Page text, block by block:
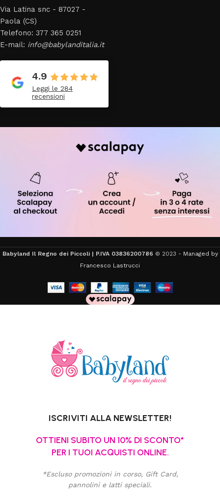
Via Latina snc - 87027 -
Paola (CS)
Telefono: 377 365 0251
E-mail: info@babylanditalia.it
4.9
Leggi le 284
recensioni
Babyland Il Regno dei Piccoli | P.IVA 03836200786 © 2023 - Managed by
Francesco Lastrucci
ISCRIVITI ALLA NEWSLETTER!
OTTIENI SUBITO UN 10% DI SCONTO*
PER I TUOI ACQUISTI ONLINE.
*Escluso promozioni in corso, Gift Card,
pannolini e latti speciali.